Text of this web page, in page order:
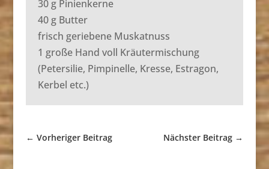
30 g Pinienkerne
40 g Butter
frisch geriebene Muskatnuss
1 große Hand voll Kräutermischung
(Petersilie, Pimpinelle, Kresse, Estragon,
Kerbel etc.)
← Vorheriger Beitrag Nächster Beitrag →